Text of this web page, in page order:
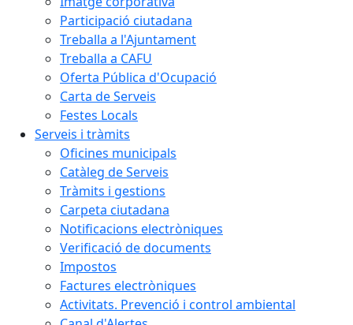
Participació ciutadana
Treballa a l'Ajuntament
Treballa a CAFU
Oferta Pública d'Ocupació
Carta de Serveis
Festes Locals
Serveis i tràmits
Oficines municipals
Catàleg de Serveis
Tràmits i gestions
Carpeta ciutadana
Notificacions electròniques
Verificació de documents
Impostos
Factures electròniques
Activitats. Prevenció i control ambiental